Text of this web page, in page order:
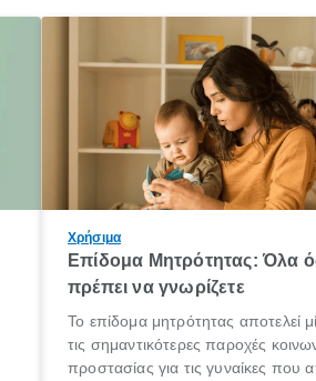
Χρήσιμα
Επίδομα Μητρότητας: Όλα
πρέπει να γνωρίζετε
Το επίδομα μητρότητας αποτελεί
τις σημαντικότερες παροχές
προστασίας για τις γυναίκες που